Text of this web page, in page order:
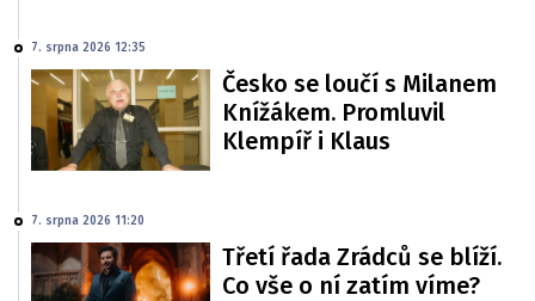
7. srpna 2026 12:35
Česko se loučí s Milanem
Knížákem. Promluvil
Klempíř i Klaus
7. srpna 2026 11:20
Třetí řada Zrádců se blíží.
Co vše o ní zatím víme?